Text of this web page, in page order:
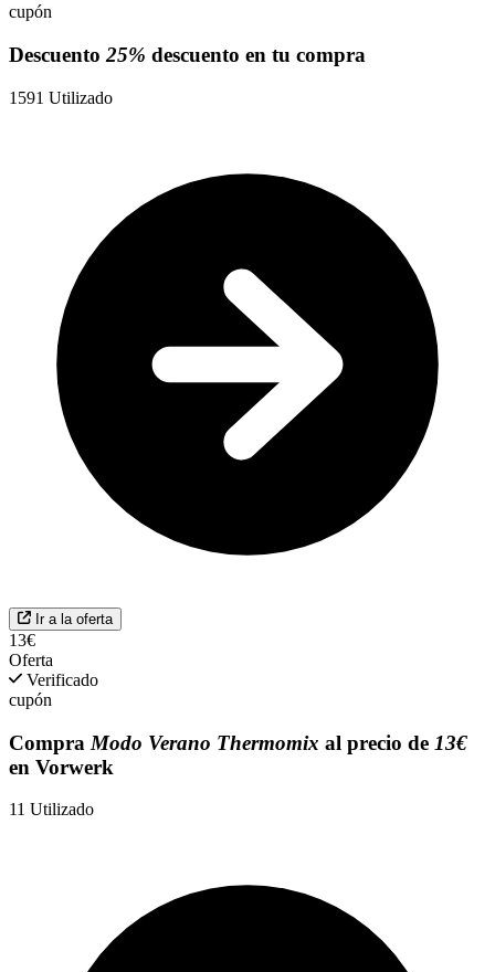
cupón
Descuento 25% descuento en tu compra
1591 Utilizado
Ir a la oferta
13€
Oferta
Verificado
cupón
Compra Modo Verano Thermomix al precio de 13€
en Vorwerk
11 Utilizado